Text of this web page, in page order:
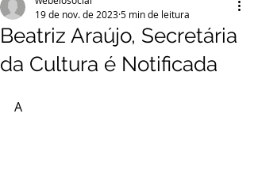
Beatriz Araújo, Secretária
da Cultura é Notificada
19 de nov. de 20235 min de leitura
A